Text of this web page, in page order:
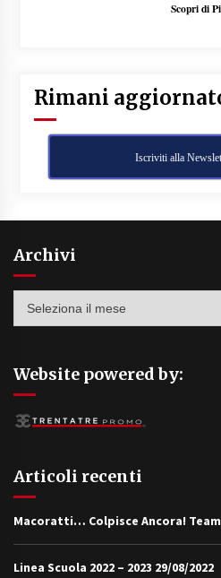
Scopri di
Rimani
Iscriviti alla
Archivi
Website powered by:
Articoli recenti
Macoratti… Colpisce Ancora!
Linea Scuola 2022 – 2023 29/08/2022